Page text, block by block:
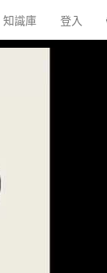
知識庫 登入